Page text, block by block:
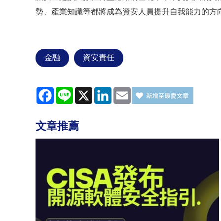
勢、產業知識等都將成為資安人員提升自我能力的方
金融 資安責任
Facebook
Line X LinkedInEmail
文章推薦